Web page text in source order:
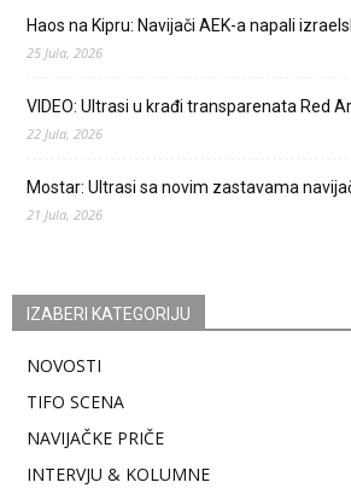
Haos na Kipru: Navijači AEK-a napali
25 Jula, 2026
VIDEO: Ultrasi u krađi transparenata Red
22 Jula, 2026
Mostar: Ultrasi sa novim zastavama
21 Jula, 2026
IZABERI KATEGORIJU
NOVOSTI
TIFO SCENA
NAVIJAČKE PRIČE
INTERVJU & KOLUMNE